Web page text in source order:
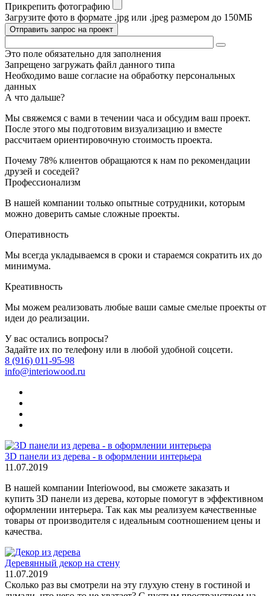
Прикрепить фотографию
Загрузите фото в формате .jpg или .jpeg размером до 150МБ
Отправить запрос на проект
Это поле обязательно для заполнения
Запрещено загружать файл данного типа
Необходимо ваше согласие на обработку персональных
данных
А что дальше?
Мы свяжемся с вами в течении часа и обсудим ваш проект.
После этого мы подготовим визуализацию и вместе
рассчитаем ориентировочную стоимость проекта.
Почему 78% клиентов обращаются к нам по рекомендации
друзей и соседей?
Профессионализм
В нашей компании только опытные сотрудники, которым
можно доверить самые сложные проекты.
Оперативность
Мы всегда укладываемся в сроки и стараемся сократить их до
минимума.
Креативность
Мы можем реализовать любые ваши самые смелые проекты от
идеи до реализации.
У вас остались вопросы?
Задайте их по телефону или в любой удобной соцсети.
8 (916) 011-95-98
info@interiowood.ru
3D панели из дерева - в оформлении интерьера
11.07.2019
В нашей компании Interiowood, вы сможете заказать и
купить 3D панели из дерева, которые помогут в эффективном
оформлении интерьера. Так как мы реализуем качественные
товары от производителя с идеальным соотношением цены и
качества.
Деревянный декор на стену
11.07.2019
Сколько раз вы смотрели на эту глухую стену в гостиной и